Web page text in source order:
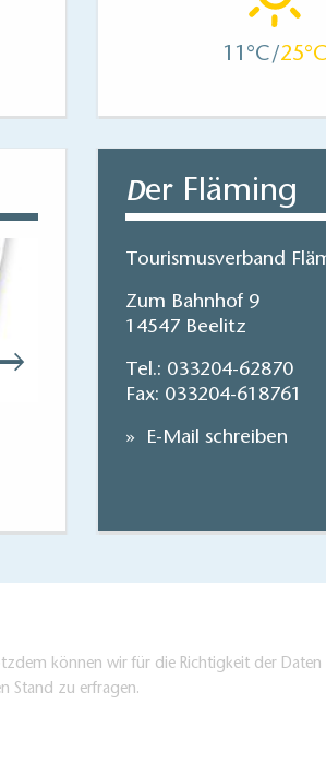
11 25
Der Fläming
Tourismusverband
Zum Bahnhof 9
14547 Beelitz
Tel.: 033204-62870
Fax: 033204-618761
E-Mail schreiben
können wir für die Richtigkeit der
Stand zu erfragen.